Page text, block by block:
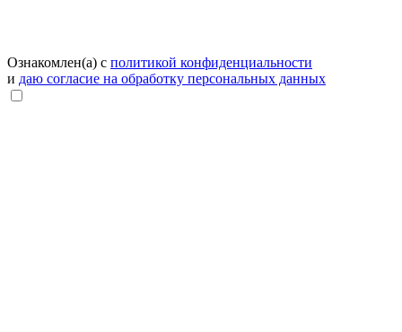
Ознакомлен(а) с политикой конфиденциальности
и даю согласие на обработку персональных данных